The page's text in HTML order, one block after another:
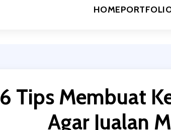
HOME
6 Tips Membuat
Agar Jualan